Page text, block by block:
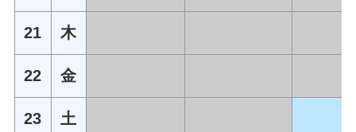
21 木
22 金
23 土